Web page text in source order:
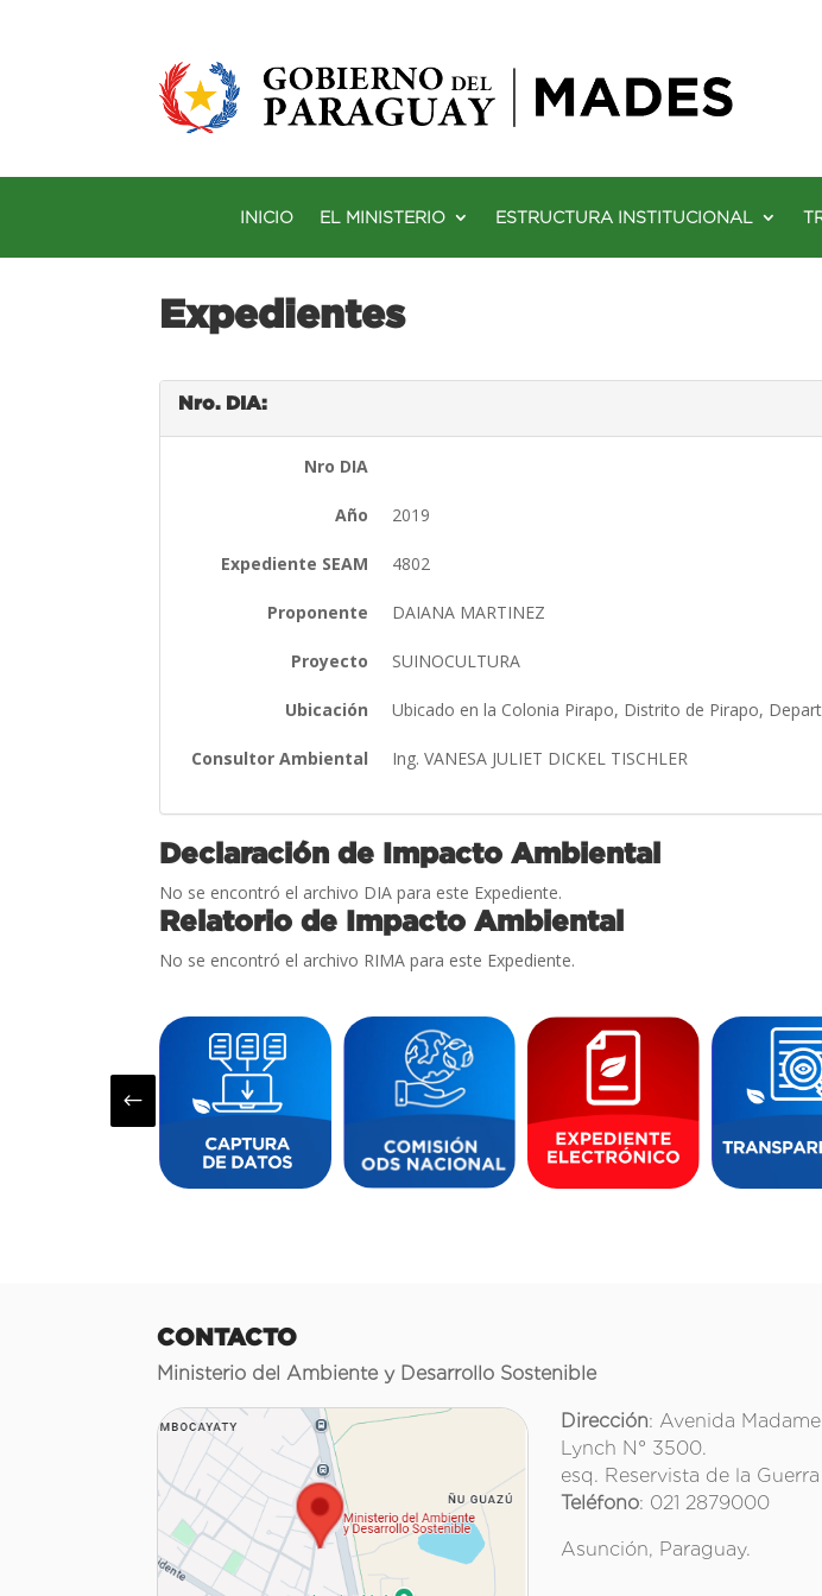
INICIO EL MINISTERIO ESTRUCTURA INSTITUCIONAL
Expedientes
Nro. DIA:
Nro DIA
Año 2019
Expediente SEAM 4802
Proponente DAIANA MARTINEZ
Proyecto SUINOCULTURA
Ubicación Ubicado en la Colonia Pirapo, Distrito de Pirapo,
Consultor Ambiental Ing. VANESA JULIET DICKEL TISCHLER
Declaración de Impacto Ambiental
No se encontró el archivo DIA para este Expediente.
Relatorio de Impacto Ambiental
No se encontró el archivo RIMA para este Expediente.
#
CONTACTO
Ministerio del Ambiente y Desarrollo Sostenible
Dirección: Avenida Madame
Lynch N° 3500.
esq. Reservista de la
Teléfono: 021 2879000
Asunción, Paraguay.